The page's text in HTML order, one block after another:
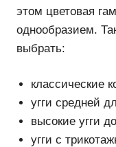
этом цветовая
однообразием.
выбрать:
классические
угги средней
высокие угги
угги с